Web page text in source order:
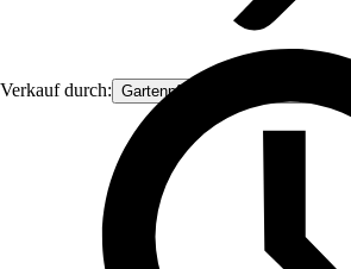
Verkauf durch: Gartenpflanzen Ammerland